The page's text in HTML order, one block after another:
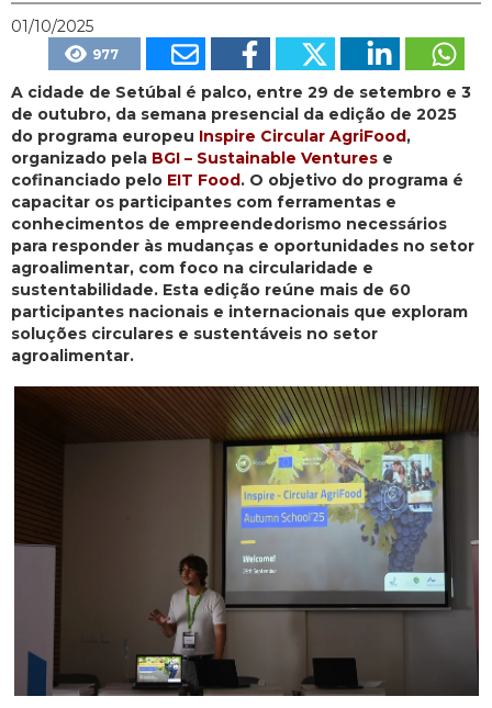
01/10/2025
977
A cidade de Setúbal é palco, entre 29 de setembro e 3
de outubro, da semana presencial da edição de 2025
do programa europeu Inspire Circular AgriFood,
organizado pela BGI – Sustainable Ventures e
cofinanciado pelo EIT Food. O objetivo do programa é
capacitar os participantes com ferramentas e
conhecimentos de empreendedorismo necessários
para responder às mudanças e oportunidades no setor
agroalimentar, com foco na circularidade e
sustentabilidade. Esta edição reúne mais de 60
participantes nacionais e internacionais que exploram
soluções circulares e sustentáveis no setor
agroalimentar.